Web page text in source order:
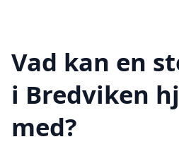
Vad kan en
i Bredviken
med?